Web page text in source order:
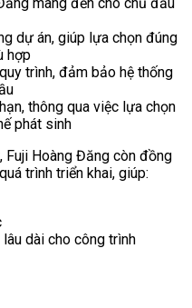
dự án, giúp lựa chọn đúng
hợp
trình, đảm bảo hệ thống
thông qua việc lựa chọn
phát sinh
Hoàng Đăng còn đồng
trình triển khai, giúp:
dài cho công trình